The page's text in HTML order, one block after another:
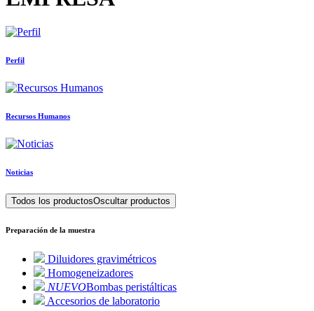
Perfil
Recursos Humanos
Noticias
Todos los productosOscultar productos
Preparación de la muestra
Diluidores gravimétricos
Homogeneizadores
NUEVOBombas peristálticas
Accesorios de laboratorio